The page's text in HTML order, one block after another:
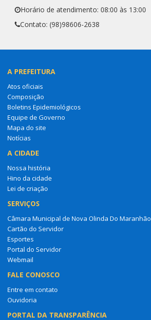
Horário de atendimento: 08:00 às 13:00
Contato: (98)98606-2638
A PREFEITURA
Atos oficiais
Composição
Boletins Epidemiológicos
Equipe de Governo
Mapa do site
Notícias
A CIDADE
Nossa história
Hino da cidade
Lei de criação
SERVIÇOS
Câmara Municipal de Nova Olinda Do Maranhão
Cartão do Servidor
Esportes
Portal do Servidor
Webmail
FALE CONOSCO
Entre em contato
Ouvidoria
PORTAL DA TRANSPARÊNCIA